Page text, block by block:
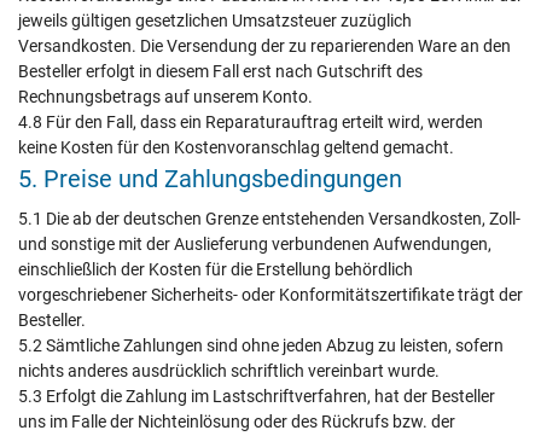
jeweils gültigen gesetzlichen Umsatzsteuer zuzüglich
Versandkosten. Die Versendung der zu reparierenden Ware an den
Besteller erfolgt in diesem Fall erst nach Gutschrift des
Rechnungsbetrags auf unserem Konto.
4.8 Für den Fall, dass ein Reparaturauftrag erteilt wird, werden
keine Kosten für den Kostenvoranschlag geltend gemacht.
5. Preise und Zahlungsbedingungen
5.1 Die ab der deutschen Grenze entstehenden Versandkosten, Zoll-
und sonstige mit der Auslieferung verbundenen Aufwendungen,
einschließlich der Kosten für die Erstellung behördlich
vorgeschriebener Sicherheits- oder Konformitätszertifikate trägt der
Besteller.
5.2 Sämtliche Zahlungen sind ohne jeden Abzug zu leisten, sofern
nichts anderes ausdrücklich schriftlich vereinbart wurde.
5.3 Erfolgt die Zahlung im Lastschriftverfahren, hat der Besteller
uns im Falle der Nichteinlösung oder des Rückrufs bzw. der